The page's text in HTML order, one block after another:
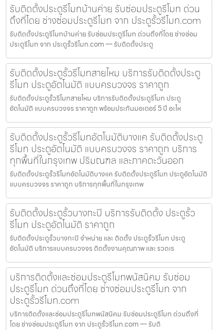
รับติดตั้งประตูรีโมทบ้านค่าย รับซ่อมประตูรีโมท ด่วน
ถึงที่โดย ช่างซ่อมประตูรีโมท จาก ประตูรั้วรีโมท.com
รับติดตั้งประตูรีโมทบ้านค่าย รับซ่อมประตูรีโมท ด่วนถึงที่โดย ช่างซ่อม
ประตูรีโมท จาก ประตูรั้วรีโมท.com — รับติดตั้งประตู
รับติดตั้งประตูรั้วรีโมทสายไหม บริการรับติดตั้งประตู
รีโมท ประตูอัตโนมัติ แบบครบวงจร ราคาถูก
รับติดตั้งประตูรั้วรีโมทสายไหม บริการรับติดตั้งประตูรีโมท ประตู
อัตโนมัติ แบบครบวงจร ราคาถูก พร้อมประกันมอเตอร์ 5 ปี อะไห
รับติดตั้งประตูรั้วรีโมทอัตโนมัติบางแค รับติดตั้งประตู
รีโมท ประตูอัตโนมัติ แบบครบวงจร ราคาถูก บริการ
ทุกพื้นที่ในกรุงเทพ ปริมณฑล และภาคตะวันออก
รับติดตั้งประตูรั้วรีโมทอัตโนมัติบางแค รับติดตั้งประตูรีโมท ประตูอัตโนมัติ
แบบครบวงจร ราคาถูก บริการทุกพื้นที่ในกรุงเทพ
รับติดตั้งประตูรั้วบางกะปิ บริการรับติดตั้ง ประตูรั้ว
รีโมท ประตูอัตโนมัติ ราคาถูก
รับติดตั้งประตูรั้วบางกะปิ จำหน่าย และ ติดตั้ง ประตูรั้วรีโมท ประตู
อัตโนมัติ บริการแบบครบวงจร ติดตั้งงานคุณภาพ และ รวดเร
บริการติดตั้งและซ่อมประตูรีโมทพนัสนิคม รับซ่อม
ประตูรีโมท ด่วนถึงที่โดย ช่างซ่อมประตูรีโมท จาก
ประตูรั้วรีโมท.com
บริการติดตั้งและซ่อมประตูรีโมทพนัสนิคม รับซ่อมประตูรีโมท ด่วนถึงที่
โดย ช่างซ่อมประตูรีโมท จาก ประตูรั้วรีโมท.com — รับติ